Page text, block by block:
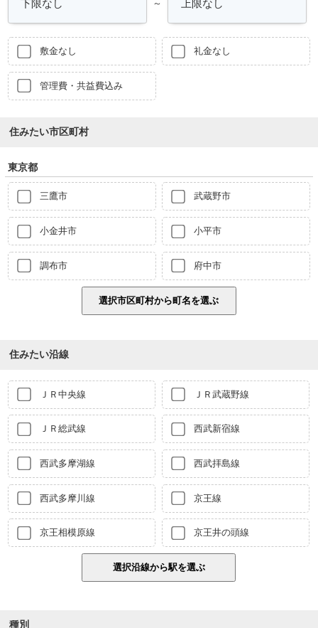
～
敷金なし 礼金なし
管理費・共益費込み
住みたい市区町村
東京都
三鷹市 武蔵野市
小金井市 小平市
調布市 府中市
住みたい沿線
ＪＲ中央線 ＪＲ武蔵野線
ＪＲ総武線 西武新宿線
西武多摩湖線 西武拝島線
西武多摩川線 京王線
京王相模原線 京王井の頭線
種別